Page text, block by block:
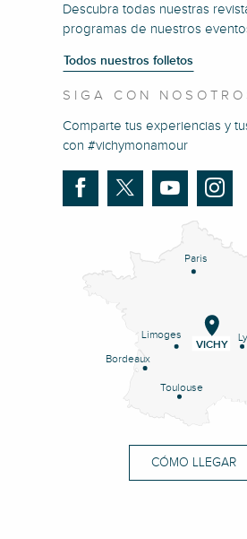
Descubra todas nuestras
programas de nuestros
Todos nuestros folletos
SIGA CON
Comparte tus experiencias y
con #vichymonamour
Paris
Limoges
Bordeaux
Toulouse
VICHY
CÓMO LLEGAR